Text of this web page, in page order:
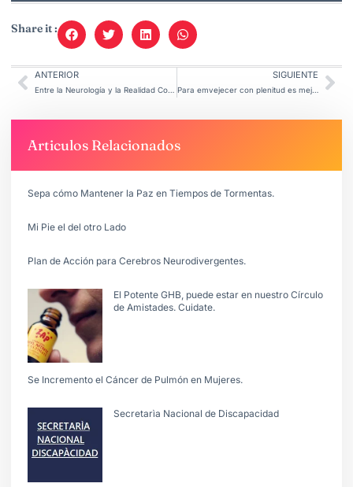
Share it :
ANTERIOR SIGUIENTE
Para emvejecer con plenitud es mejor Fuerza queTamaño Muscular?
Articulos Relacionados
Sepa cómo Mantener la Paz en Tiempos de Tormentas.
Mi Pie el del otro Lado
Plan de Acción para Cerebros Neurodivergentes.
El Potente GHB, puede estar en nuestro Círculo
de Amistades. Cuidate.
Se Incremento el Cáncer de Pulmón en Mujeres.
Secretarìa Nacional de Discapacidad